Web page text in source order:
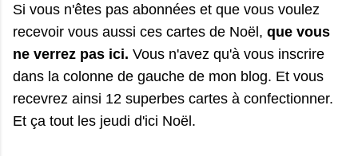
Si vous n'êtes pas abonnées et que vous voulez
recevoir vous aussi ces cartes de Noël, que vous
ne verrez pas ici. Vous n'avez qu'à vous inscrire
dans la colonne de gauche de mon blog. Et vous
recevrez ainsi 12 superbes cartes à confectionner.
Et ça tout les jeudi d'ici Noël.